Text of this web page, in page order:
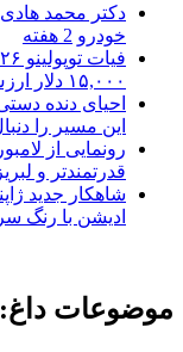
دکتر محمد
خودرو 2 هفته
۱۵,۰۰۰ دلار ارزش خرید دارد؟
احیای دنده
این مسیر را
قدرتمندتر و
ادیشن با رنگ
موضوعات داغ: